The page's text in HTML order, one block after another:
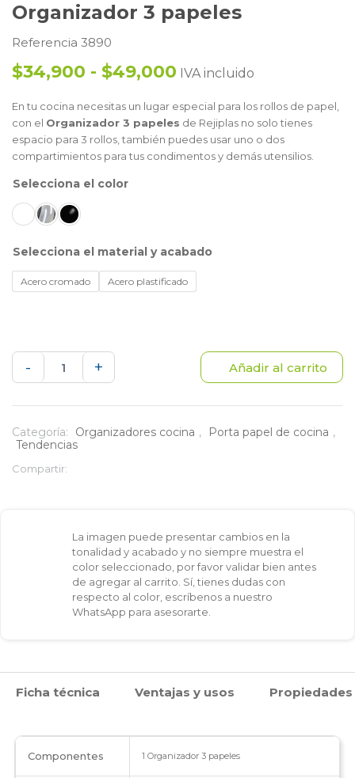
Organizador 3 papeles
Referencia 3890
$34,900 - $49,000 IVA incluido
En tu cocina necesitas un lugar especial para los rollos de papel,
con el Organizador 3 papeles de Rejiplas no solo tienes
espacio para 3 rollos, también puedes usar uno o dos
compartimientos para tus condimentos y demás utensilios.
color
material y acabado
Acero cromado Acero plastificado
-
Organizador
papeles
+ Añadir al carrito
Categoría: Organizadores cocina , Porta papel de cocina ,
Tendencias
Compartir:
La imagen puede presentar cambios en la
tonalidad y acabado y no siempre muestra el
color seleccionado, por favor validar bien antes
de agregar al carrito. Sí, tienes dudas con
respecto al color, escríbenos a nuestro
WhatsApp para asesorarte.
Ficha técnica Ventajas y usos Propiedades
Componentes 1 Organizador 3 papeles